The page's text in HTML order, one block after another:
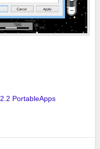
2.2 PortableApps